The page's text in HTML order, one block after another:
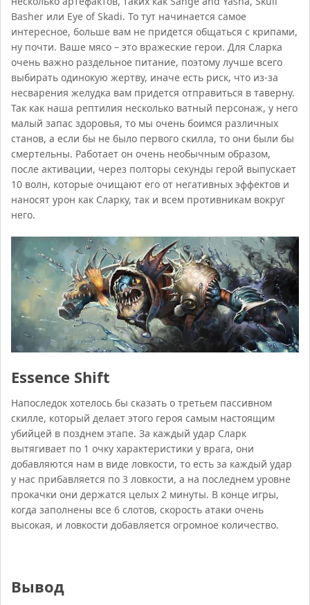
Basher или Eye of Skadi. То тут начинается самое
интересное, больше вам не придется общаться с крипами,
ну почти. Ваше мясо – это вражеские герои. Для Сларка
очень важно раздельное питание, поэтому лучше всего
выбирать одинокую жертву, иначе есть риск, что из-за
несварения желудка вам придется отправиться в таверну.
Так как наша рептилия несколько ватный персонаж, у него
малый запас здоровья, то мы очень боимся различных
станов, а если бы не было первого скилла, то они были бы
смертельны. Работает он очень необычным образом,
после активации, через полторы секунды герой выпускает
10 волн, которые очищают его от негативных эффектов и
наносят урон как Сларку, так и всем противникам вокруг
него.
Essence Shift
Напоследок хотелось бы сказать о третьем пассивном
скилле, который делает этого героя самым настоящим
убийцей в позднем этапе. За каждый удар Сларк
вытягивает по 1 очку характеристики у врага, они
добавляются нам в виде ловкости, то есть за каждый удар
у нас прибавляется по 3 ловкости, а на последнем уровне
прокачки они держатся целых 2 минуты. В конце игры,
когда заполнены все 6 слотов, скорость атаки очень
высокая, и ловкости добавляется огромное количество.
Вывод